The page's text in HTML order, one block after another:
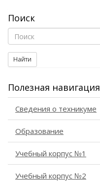
Поиск
Найти
Полезная навигация
Сведения о техникуме
Образование
Учебный корпус №1
Учебный корпус №2